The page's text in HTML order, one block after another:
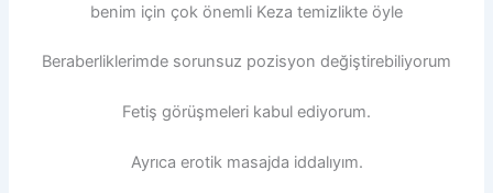
benim için çok önemli Keza temizlikte öyle
Beraberliklerimde sorunsuz pozisyon değiştirebiliyorum
Fetiş görüşmeleri kabul ediyorum.
Ayrıca erotik masajda iddalıyım.